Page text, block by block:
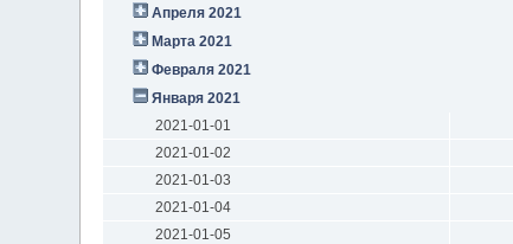
Апреля 2021
Марта 2021
Февраля 2021
Января 2021
2021-01-01
2021-01-02
2021-01-03
2021-01-04
2021-01-05